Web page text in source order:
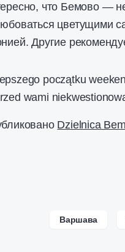
что Бемово —
цветущими
Другие
początku
wami
Dzielnica
Варшава